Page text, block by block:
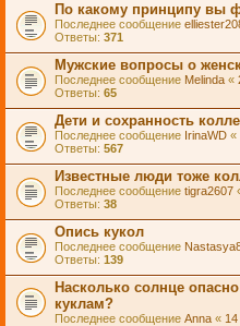
По какому принципу вы
Последнее сообщение
Ответы: 371
Мужские вопросы о
Последнее сообщение Melinda «
Ответы: 65
Дети и сохранность
Последнее сообщение IrinaWD «
Ответы: 567
Известные люди тоже
Последнее сообщение tigra2607
Ответы: 38
Опись кукол
Последнее сообщение
Ответы: 139
Насколько солнце
куклам?
Последнее сообщение Anna «